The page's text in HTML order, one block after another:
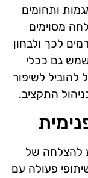
ותחומים
מסוימים
לכך ולבחון
גם ככלי
לשיפור
התקציב.
להצלחה של
פעולה עם